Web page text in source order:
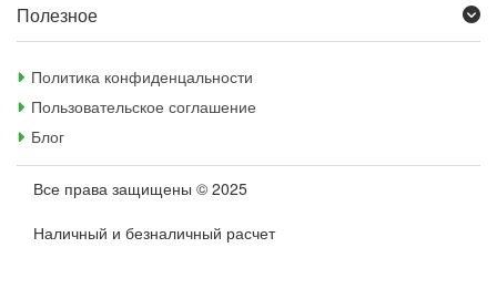
Полезное
Политика конфиденцальности
Пользовательское соглашение
Блог
Все права защищены © 2025
Наличный и безналичный расчет